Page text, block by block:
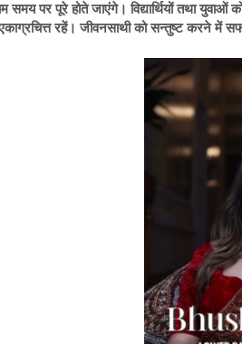
समय पर पूरे होते जाएंगे। विद्यार्थियों तथा
रहें। जीवनसाथी को सन्तुष्ट करने में